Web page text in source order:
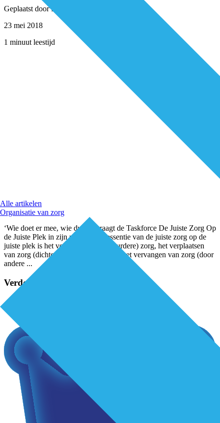
Alle artikelen
Organisatie van zorg
Geplaatst doorRedactie
23 mei 2018
1 minuut leestijd
‘Wie doet er mee, wie durft?’ vraagt de Taskforce De Juiste Zorg Op
de Juiste Plek in zijn rapport. De essentie van de juiste zorg op de
juiste plek is het voorkomen van (duurdere) zorg, het verplaatsen
van zorg (dichter bij mensen thuis) en het vervangen van zorg (door
andere ...
Verder lezen?